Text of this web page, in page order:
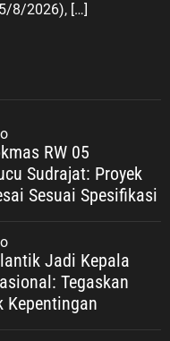
8/2026), […]
RW 05
Sudrajat: Proyek
Sesuai Spesifikasi
Jadi Kepala
Tegaskan
Kepentingan